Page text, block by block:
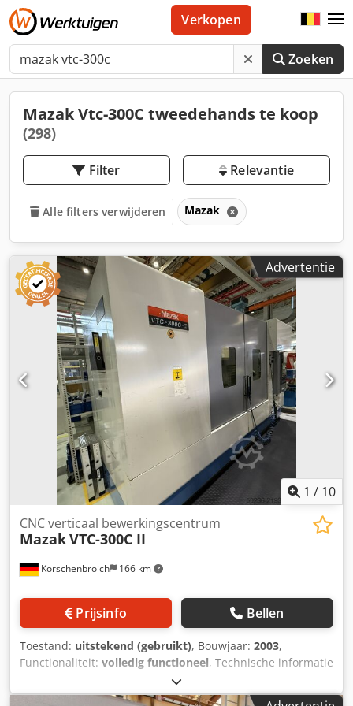
Zoeken
Verkopen
Mazak Vtc-300C tweedehands te koop
(298)
Filter Relevantie
Alle filters verwijderen Mazak
Advertentie
1 / 10
Korschenbroich 166 km
CNC verticaal bewerkingscentrum
MazakVTC-300C II
Prijsinfo Bellen
Toestand: uitstekend (gebruikt), Bouwjaar: 2003,
Functionaliteit: volledig functioneel, Technische informatie
over Mazak Corporation Mazak VTC-300C II: Model: Mazak
VTC-300C II Machinetype: Verticaal CNC-